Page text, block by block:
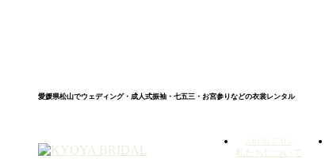
愛媛県松山でウェディング・成人式振袖・七五三・お宮参りなどの衣裳レンタル
ABOUT US
私たちについて